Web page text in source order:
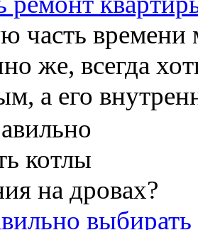
часть времени
же, всегда
а его